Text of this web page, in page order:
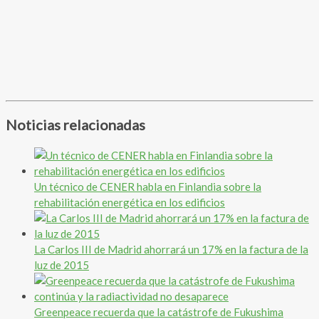
Noticias relacionadas
Un técnico de CENER habla en Finlandia sobre la
rehabilitación energética en los edificios
La Carlos III de Madrid ahorrará un 17% en la factura de la
luz de 2015
Greenpeace recuerda que la catástrofe de Fukushima